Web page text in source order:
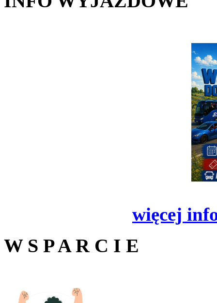
więcej
W S P A R C I E